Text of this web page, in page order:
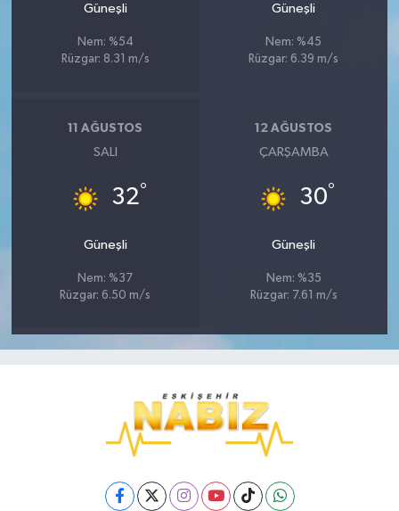
Güneşli
Nem: %54
Rüzgar: 8.31 m/s
Güneşli
Nem: %45
Rüzgar: 6.39 m/s
11 AĞUSTOS
SALI
32°
Güneşli
Nem: %37
Rüzgar: 6.50 m/s
12 AĞUSTOS
ÇARŞAMBA
30°
Güneşli
Nem: %35
Rüzgar: 7.61 m/s